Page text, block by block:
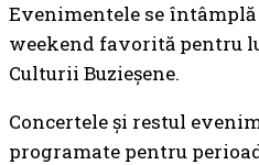
Evenimentele se întâmplă
weekend favorită pentru
Culturii Buzieșene.
Concertele și restul
programate pentru